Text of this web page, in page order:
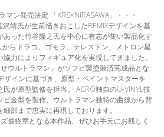
マン発売決定 「KRS×NIRASAWA」・・・
靖氏が生前描きおこしたREMIXデザインを基
った竹谷隆之氏を中心に有志が集い製品化す
らドラコ、ゴモラ、テレスドン、メトロン星
力によりフィギュア化を実現してきました。
ウルトラマン」がソフビ製塗装済完成品とな
ザインに基づき、原型・ペイントマスターを
が原型監修を担当。 ACRO独自のU-VINYL技
金型を製作、ウルトラマン独特の曲線から背
部まで忠実に再現しております。
ズ最終章となる本作品、ぜひお手元にお残しく